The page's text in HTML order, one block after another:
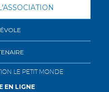
LE PETIT MONDE
EN LIGNE